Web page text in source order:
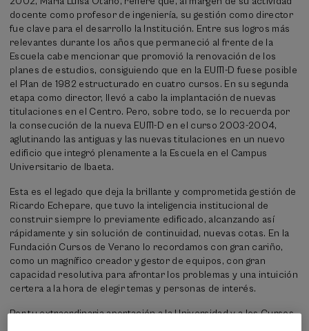
docente como profesor de ingeniería, su gestión como director
fue clave para el desarrollo la Institución. Entre sus logros más
relevantes durante los años que permaneció al frente de la
Escuela cabe mencionar que promovió la renovación de los
planes de estudios, consiguiendo que en la EUITI-D fuese posible
el Plan de 1982 estructurado en cuatro cursos. En su segunda
etapa como director, llevó a cabo la implantación de nuevas
titulaciones en el Centro. Pero, sobre todo, se lo recuerda por
la consecución de la nueva EUITI-D en el curso 2003-2004,
aglutinando las antiguas y las nuevas titulaciones en un nuevo
edificio que integró plenamente a la Escuela en el Campus
Universitario de Ibaeta.
Esta es el legado que deja la brillante y comprometida gestión de
Ricardo Echepare, que tuvo la inteligencia institucional de
construir siempre lo previamente edificado, alcanzando así
rápidamente y sin solución de continuidad, nuevas cotas. En la
Fundación Cursos de Verano lo recordamos con gran cariño,
como un magnífico creador y gestor de equipos, con gran
capacidad resolutiva para afrontar los problemas y una intuición
certera a la hora de elegir temas y personas de interés.
Por tu extraordinaria aportación a la Universidad y a los Cursos